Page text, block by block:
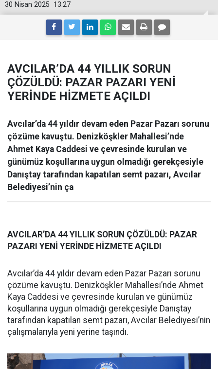
13:27
30 Nisan 2025
AVCILAR’DA 44 YILLIK SORUN
ÇÖZÜLDÜ: PAZAR PAZARI YENİ
YERİNDE HİZMETE AÇILDI
Avcılar’da 44 yıldır devam eden Pazar Pazarı sorunu
çözüme kavuştu. Denizköşkler Mahallesi’nde
Ahmet Kaya Caddesi ve çevresinde kurulan ve
günümüz koşullarına uygun olmadığı gerekçesiyle
Danıştay tarafından kapatılan semt pazarı, Avcılar
Belediyesi’nin ça
AVCILAR’DA 44 YILLIK SORUN ÇÖZÜLDÜ: PAZAR
PAZARI YENİ YERİNDE HİZMETE AÇILDI
Avcılar’da 44 yıldır devam eden Pazar Pazarı sorunu
çözüme kavuştu. Denizköşkler Mahallesi’nde Ahmet
Kaya Caddesi ve çevresinde kurulan ve günümüz
koşullarına uygun olmadığı gerekçesiyle Danıştay
tarafından kapatılan semt pazarı, Avcılar Belediyesi’nin
çalışmalarıyla yeni yerine taşındı.